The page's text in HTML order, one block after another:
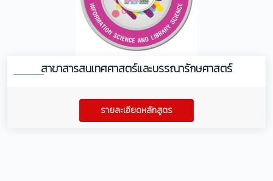
สาขาสารสนเทศศาสตร์และบรรณารักษศาสตร์
รายละเอียดหลักสูตร